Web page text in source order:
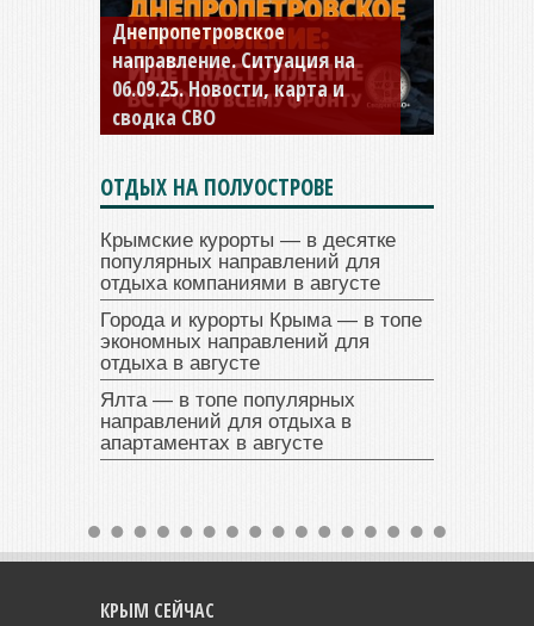
Днепропетровское
направление. Ситуация на
06.09.25. Новости, карта и
сводка СВО
Константиновское
направление. Ситуация на
04.09.25 Новости, карта и
сводка СВО
ОТДЫХ НА ПОЛУОСТРОВЕ
Крымские курорты — в десятке
популярных направлений для
отдыха компаниями в августе
Города и курорты Крыма — в топе
экономных направлений для
отдыха в августе
Ялта — в топе популярных
направлений для отдыха в
апартаментах в августе
КРЫМ СЕЙЧАС